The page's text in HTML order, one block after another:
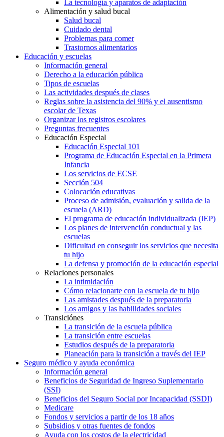
La tecnología y aparatos de adaptación
Alimentación y salud bucal
Salud bucal
Cuidado dental
Problemas para comer
Trastornos alimentarios
Educación y escuelas
Información general
Derecho a la educación pública
Tipos de escuelas
Las actividades después de clases
Reglas sobre la asistencia del 90% y el ausentismo
escolar de Texas
Organizar los registros escolares
Preguntas frecuentes
Educación Especial
Educación Especial 101
Programa de Educación Especial en la Primera
Infancia
Los servicios de ECSE
Sección 504
Colocación educativas
Proceso de admisión, evaluación y salida de la
escuela (ARD)
El programa de educación individualizada (IEP)
Los planes de intervención conductual y las
escuelas
Dificultad en conseguir los servicios que necesita
tu hijo
La defensa y promoción de la educación especial
Relaciones personales
La intimidación
Cómo relacionarte con la escuela de tu hijo
Las amistades después de la preparatoria
Los amigos y las habilidades sociales
Transiciónes
La transición de la escuela pública
La transición entre escuelas
Estudios después de la preparatoria
Planeación para la transición a través del IEP
Seguro médico y ayuda económica
Información general
Beneficios de Seguridad de Ingreso Suplementario
(SSI)
Beneficios del Seguro Social por Incapacidad (SSDI)
Medicare
Fondos y servicios a partir de los 18 años
Subsidios y otras fuentes de fondos
Ayuda con los costos de la electricidad